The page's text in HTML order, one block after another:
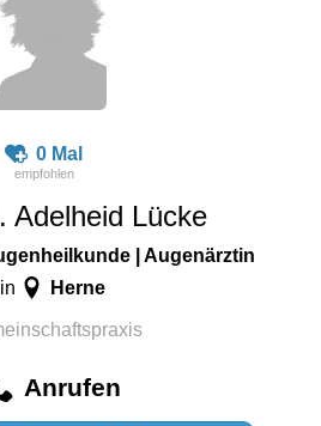
0 Mal
Adelheid Lücke
| Augenärztin
in Herne
Anrufen